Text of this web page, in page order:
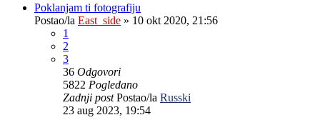
Poklanjam ti fotografiju
Postao/la East_side » 10 okt 2020, 21:56
1
2
3
36 Odgovori
5822 Pogledano
Zadnji postPostao/la Russki
23 aug 2023, 19:54